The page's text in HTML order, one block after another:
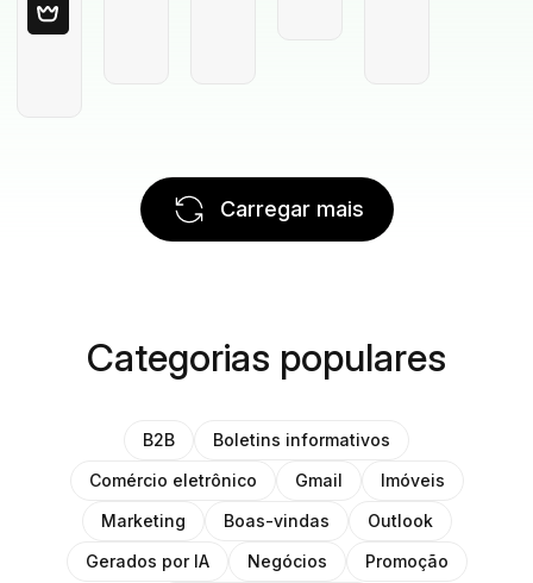
Carregar mais
Categorias populares
B2B
Boletins informativos
Comércio eletrônico
Gmail
Imóveis
Marketing
Boas-vindas
Outlook
Gerados por IA
Negócios
Promoção